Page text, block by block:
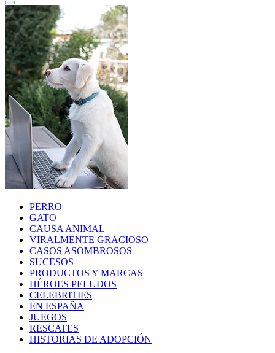
PERRO
GATO
CAUSA ANIMAL
VIRALMENTE GRACIOSO
CASOS ASOMBROSOS
SUCESOS
PRODUCTOS Y MARCAS
HÉROES PELUDOS
CELEBRITIES
EN ESPAÑA
JUEGOS
RESCATES
HISTORIAS DE ADOPCIÓN